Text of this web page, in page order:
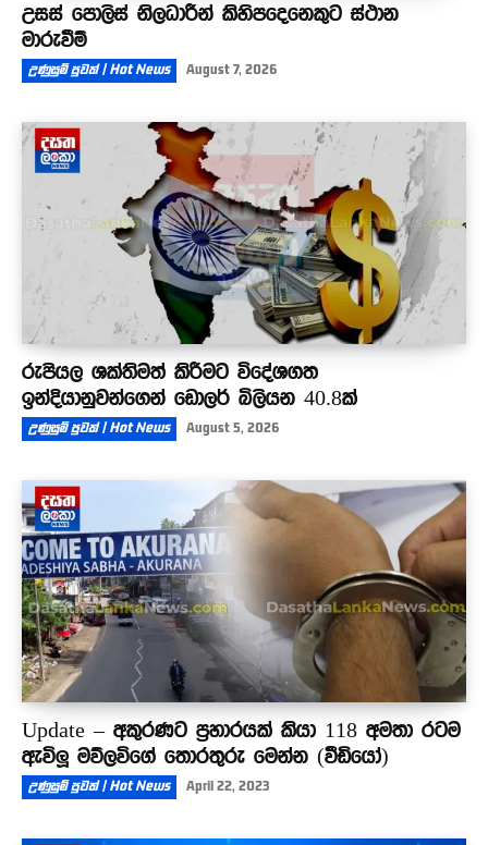
උසස් පොලිස් නිලධාරීන් කිහිපදෙනෙකුට ස්ථාන
මාරුවීම්
උණුසුම් පුවත් | Hot News August 7, 2026
රුපියල ශක්තිමත් කිරීමට විදේශගත
ඉන්දියානුවන්ගෙන් ඩොලර් බිලියන 40.8ක්
උණුසුම් පුවත් | Hot News August 5, 2026
Update – අකුරණට ප්‍රහාරයක් කියා 118 අමතා රටම
ඇවිලූ මව්ලවිගේ තොරතුරු මෙන්න (වීඩියෝ)
උණුසුම් පුවත් | Hot News April 22, 2023